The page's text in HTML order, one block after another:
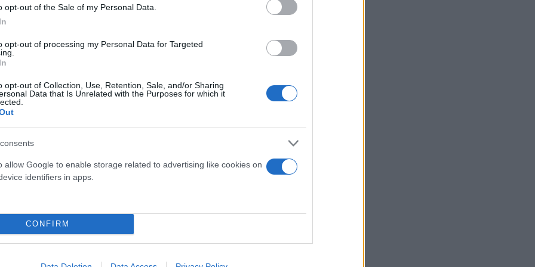
opt-out of the Sale of my Personal Data.
opt-out of processing my Personal Data for Targeted
opt-out of Collection, Use, Retention, Sale, and/or Sharing
Data that Is Unrelated with the Purposes for which it
allow Google to enable storage related to advertising like cookies on
identifiers in apps.
CONFIRM
ότι από τη Μεγάλη Τετάρτη 8 Απριλίου θα αναρτώνται
προσομοίωσης για ΓΕΛ και ΕΠΑΛ. Αμέσως μετά
επαναλήψεων, τα οποία θα συνεχίζονται μέχρι και την
η βέλτιστη προετοιμασία των μαθητών.